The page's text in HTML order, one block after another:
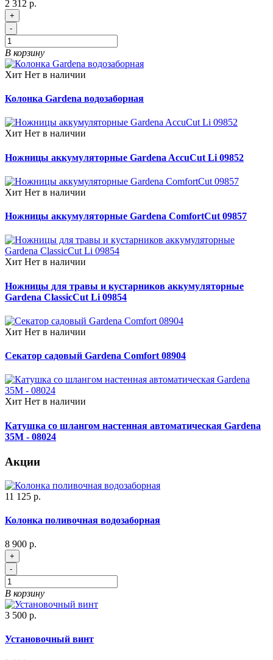
2 312 р.
+
-
В корзину
Хит Нет в наличии
Колонка Gardena водозаборная
Хит Нет в наличии
Ножницы аккумуляторные Gardena AccuCut Li 09852
Хит Нет в наличии
Ножницы аккумуляторные Gardena ComfortCut 09857
Хит Нет в наличии
Ножницы для травы и кустарников аккумуляторные
Gardena ClassicCut Li 09854
Хит Нет в наличии
Секатор садовый Gardena Comfort 08904
Хит Нет в наличии
Катушка со шлангом настенная автоматическая Gardena
35M - 08024
Акции
11 125 р.
Колонка поливочная водозаборная
8 900 р.
+
-
В корзину
3 500 р.
Установочный винт